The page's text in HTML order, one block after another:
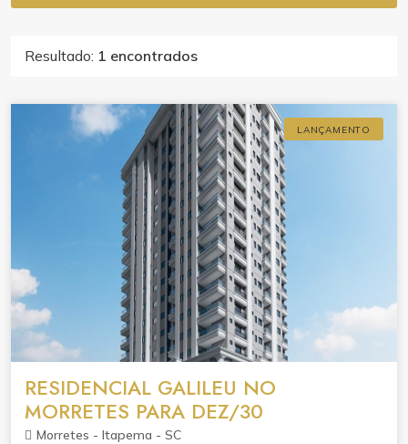
Resultado: 1 encontrados
LANÇAMENTO
RESIDENCIAL GALILEU NO
MORRETES PARA DEZ/30
Morretes - Itapema - SC